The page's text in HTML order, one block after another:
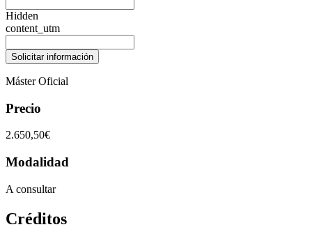
Hidden
content_utm
Máster Oficial
Precio
2.650,50€
Modalidad
A consultar
Créditos